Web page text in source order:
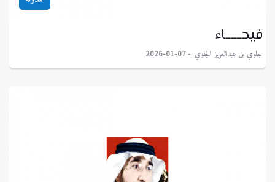
فيحــــــاء
جلوي بن عبدالعزيز الجلوي 2026-01-07